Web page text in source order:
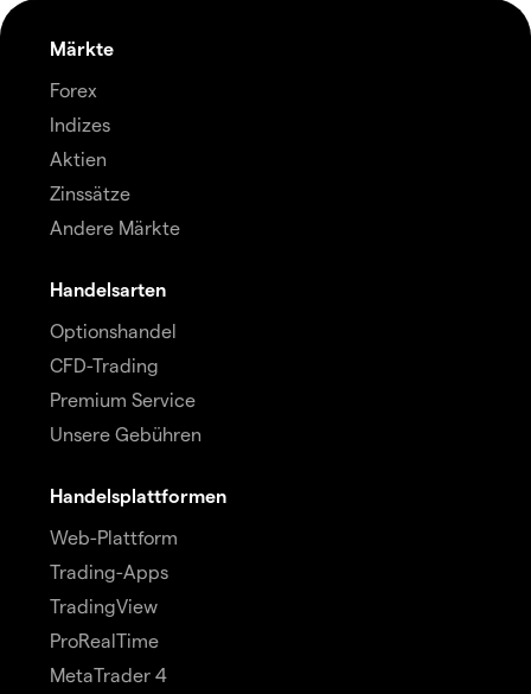
Märkte
Forex
Indizes
Aktien
Zinssätze
Andere Märkte
Handelsarten
Optionshandel
CFD-Trading
Premium Service
Unsere Gebühren
Handelsplattformen
Web-Plattform
Trading-Apps
TradingView
ProRealTime
MetaTrader 4